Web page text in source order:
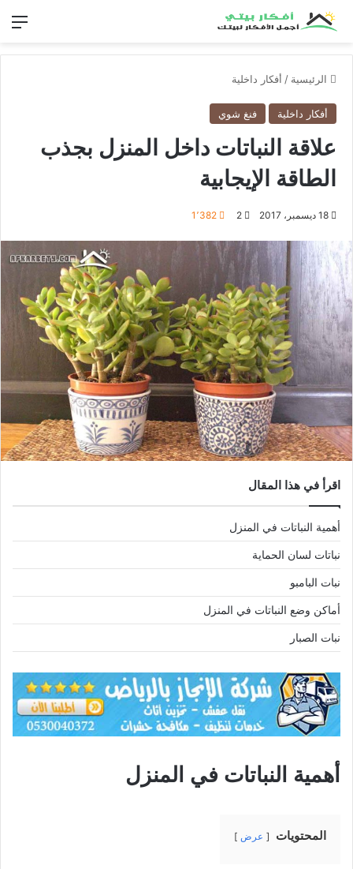
الرئيسية / أفكار داخلية
أفكار داخلية فنغ شوي
علاقة النباتات داخل المنزل بجذب
الطاقة الإيجابية
18 ديسمبر، 2017 2 1٬382
اقرأ في هذا المقال
أهمية النباتات في المنزل
نباتات لسان الحماية
نبات البامبو
أماكن وضع النباتات في المنزل
نبات الصبار
أهمية النباتات في المنزل
المحتويات عرض